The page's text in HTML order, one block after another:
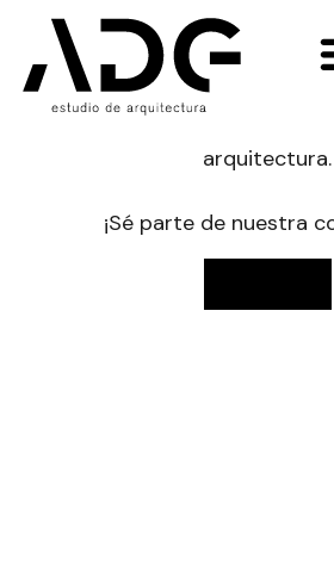
Enterate del día a día
lanzamientos de nuevos
arquitectura.
¡Sé parte de nuestra